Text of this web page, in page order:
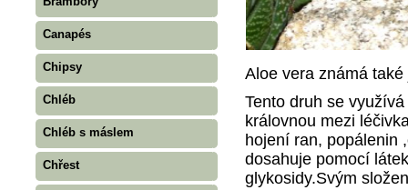
Canapés
Chipsy
Chléb
Chléb s máslem
Chřest
Aloe vera známá
Tento druh se
královnou mezi
hojení ran, popálenin
dosahuje pomocí
glykosidy.Svým